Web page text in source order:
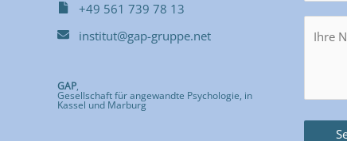
+49 561 739 78 13
institut@gap-gruppe.net
GAP,
Gesellschaft für angewandte Psychologie, in
Kassel und Marburg